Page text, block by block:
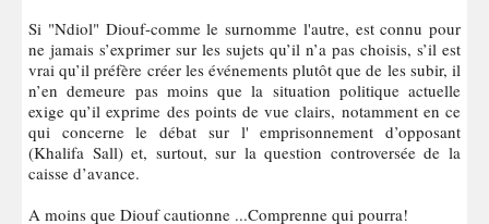
Si "Ndiol" Diouf-comme le surnomme l'autre, est connu pour
ne jamais s’exprimer sur les sujets qu’il n’a pas choisis, s’il est
vrai qu’il préfère créer les événements plutôt que de les subir, il
n’en demeure pas moins que la situation politique actuelle
exige qu’il exprime des points de vue clairs, notamment en ce
qui concerne le débat sur l' emprisonnement d’opposant
(Khalifa Sall) et, surtout, sur la question controversée de la
caisse d’avance.
A moins que Diouf cautionne ...Comprenne qui pourra!